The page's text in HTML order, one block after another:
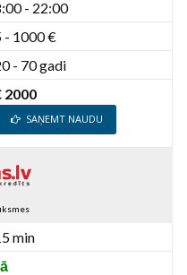
- 22:00
- 1000 €
- 70 gadi
2000
SAŅEMT NAUDU
min